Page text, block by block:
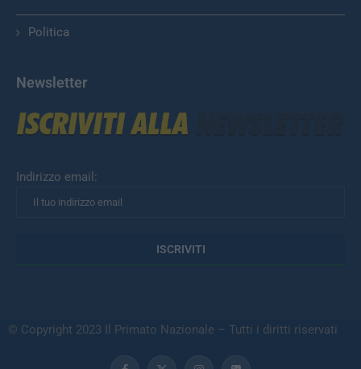
Politica
Newsletter
Indirizzo email:
© Copyright 2023 Il Primato Nazionale – Tutti i diritti riservati